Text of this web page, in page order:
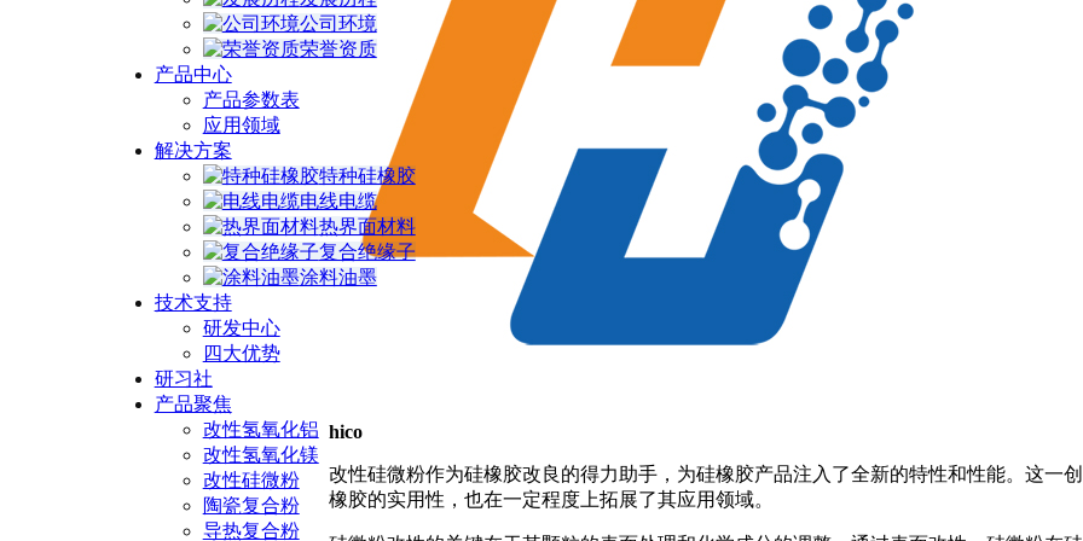
公司环境
荣誉资质
产品中心
产品参数表
应用领域
解决方案
特种硅橡胶
电线电缆
热界面材料
复合绝缘子
涂料油墨
技术支持
研发中心
四大优势
研习社
产品聚焦
改性氢氧化铝
改性氢氧化镁
改性硅微粉
陶瓷复合粉
导热复合粉
hico
改性硅微粉作为硅橡胶改良的得力助手，为硅橡胶产品注入了全新的特性和性能。这一
橡胶的实用性，也在一定程度上拓展了其应用领域。